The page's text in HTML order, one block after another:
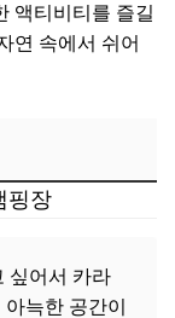
액티비티를 즐길
연 속에서 쉬어
핑장
싶어서 카라
늑한 공간이